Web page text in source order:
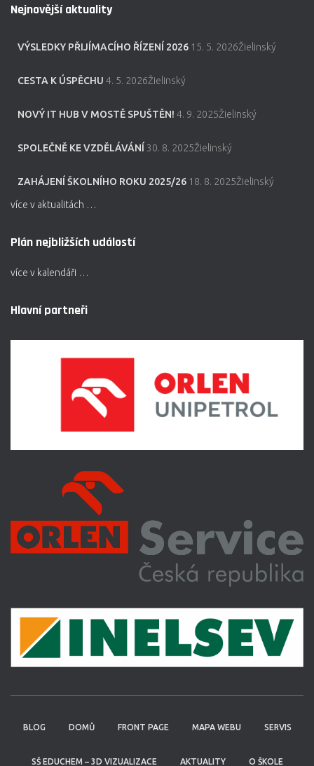
Nejnovější aktuality
VÝSLEDKY PŘIJÍMACÍHO ŘÍZENÍ 2026 15. 5. 2026Žielinský
CESTA K ÚSPĚCHU 4. 5. 2026Žielinský
NOVÝ IT HUB V MOSTĚ SPUŠTĚN! 4. 9. 2025Žielinský
SPOLEČNĚ KE VZDĚLÁVÁNÍ 30. 8. 2025Žielinský
ZAHÁJENÍ ŠKOLNÍHO ROKU 2025/26 18. 8. 2025Žielinský
více v aktualitách …
Plán nejbližších událostí
více v kalendáři …
Hlavní partneři
BLOG DOMŮ FRONT PAGE MAPA WEBU SERVIS
SŠ EDUCHEM – 3D VIZUALIZACE AKTUALITY O ŠKOLE